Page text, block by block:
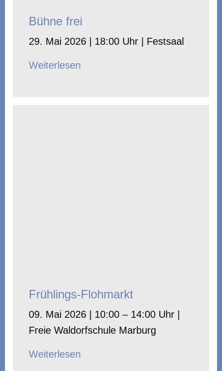
Bühne frei
29. Mai 2026 | 18:00 Uhr | Festsaal
Weiterlesen
Frühlings-Flohmarkt
09. Mai 2026 | 10:00 – 14:00 Uhr |
Freie Waldorfschule Marburg
Weiterlesen